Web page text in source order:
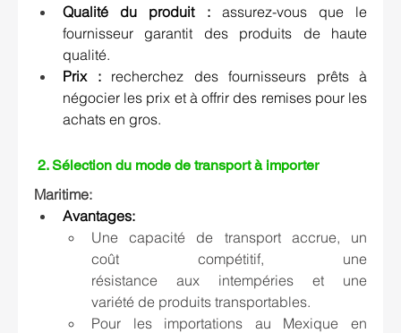
Qualité du produit : assurez-vous que le
fournisseur garantit des produits de haute
qualité.
Prix : recherchez des fournisseurs prêts à
négocier les prix et à offrir des remises pour les
achats en gros.
2. Sélection du mode de transport à importer
Maritime:
Avantages:
Une capacité de transport accrue, un
coût compétitif, une
résistance aux intempéries et une
variété de produits transportables.
Pour les importations au Mexique en